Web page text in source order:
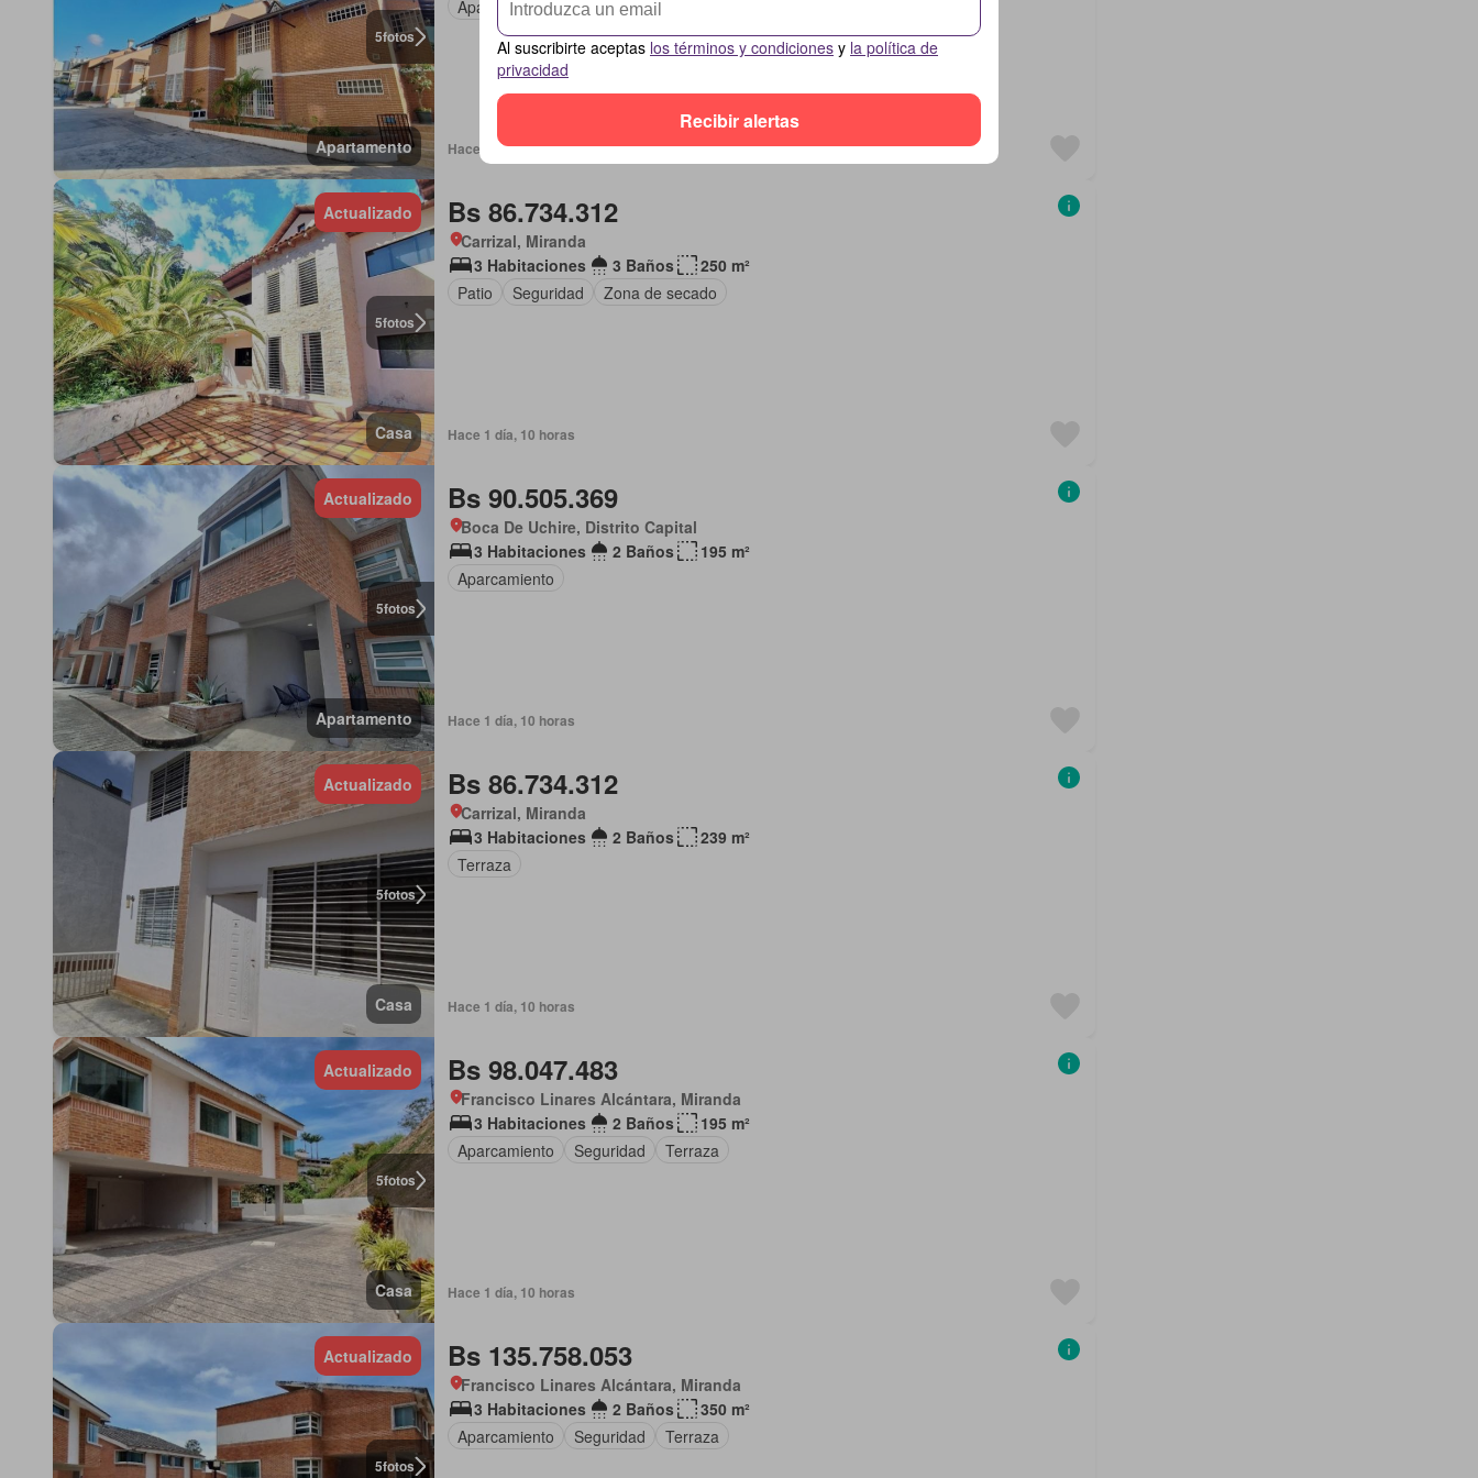
5fotos
Apartamento
Aparcamiento
Hace 1 día, 10 horas
5fotos
Actualizado
Casa
Bs 86.734.312
Carrizal, Miranda
3 Habitaciones
3 Baños
250 m²
Patio
Seguridad Zona de secado
Hace 1 día, 10 horas
5fotos
Actualizado
Apartamento
Bs 90.505.369
Boca De Uchire, Distrito Capital
3 Habitaciones
2 Baños
195 m²
Aparcamiento
Hace 1 día, 10 horas
5fotos
Actualizado
Casa
Bs 86.734.312
Carrizal, Miranda
3 Habitaciones
2 Baños
239 m²
Terraza
Hace 1 día, 10 horas
5fotos
Actualizado
Casa
Bs 98.047.483
Francisco Linares Alcántara, Miranda
3 Habitaciones
2 Baños
195 m²
Aparcamiento
Seguridad Terraza
Hace 1 día, 10 horas
5fotos
Actualizado Bs 135.758.053
Francisco Linares Alcántara, Miranda
3 Habitaciones
2 Baños
350 m²
Aparcamiento
Seguridad Terraza
Al suscribirte aceptas los términos y condiciones y la política de
privacidad
Recibir alertas